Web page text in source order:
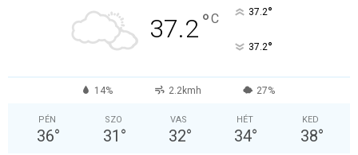
37.2°C 37.2°
37.2°
14% 2.2kmh 27%
PÉN
36°
SZO
31 °
VAS
32°
HÉT
34°
KED
38°